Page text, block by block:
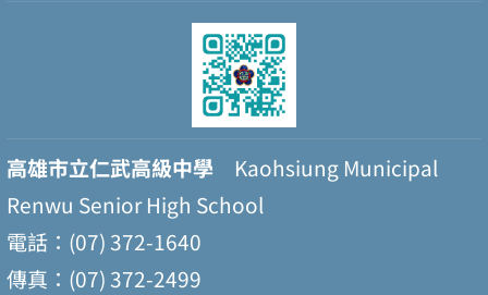
高雄市立仁武高級中學 Kaohsiung Municipal
Renwu Senior High School
電話：(07) 372-1640
傳真：(07) 372-2499